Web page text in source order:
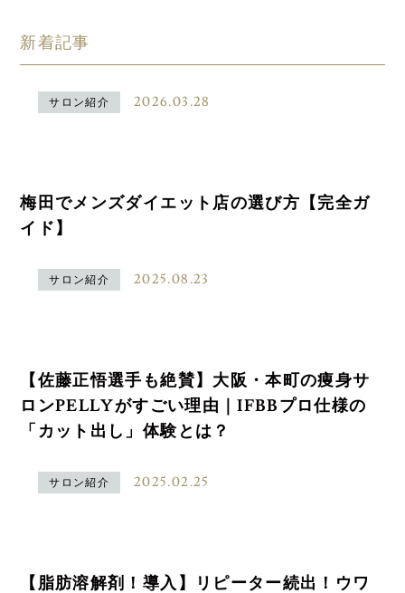
新着記事
サロン紹介 2026.03.28
梅田でメンズダイエット店の選び方【完全ガ
イド】
サロン紹介 2025.08.23
【佐藤正悟選手も絶賛】大阪・本町の痩身サ
ロンPELLYがすごい理由｜IFBBプロ仕様の
「カット出し」体験とは？
サロン紹介 2025.02.25
【脂肪溶解剤！導入】リピーター続出！ウワ